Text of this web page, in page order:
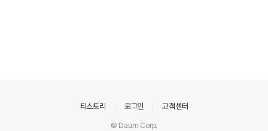
티스토리 로그인 고객센터
© Daum Corp.